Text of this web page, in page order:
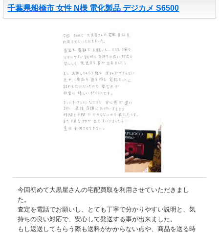
千葉県船橋市 女性 N様 電化製品 デジカメ S6500
今回初めて大黒屋さんの宅配買取を利用させていただきまし
た。
査定を電話でお願いし、とても丁寧で分かりやすい説明と、気
持ちの良い対応で、安心して発送する事が出来ました。
もし返送してもらう際も送料がかからない点や、商品を送る時